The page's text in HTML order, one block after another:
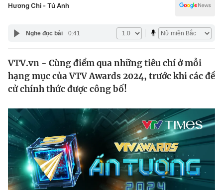
Pháp luật
Thế giới
Tin tức
Thế giới đó đây
Câu chuyện quốc tế
Kinh tế
Tài chính
Thị trường
Góc doanh nghiệp
Dữ liệu và đời sống
Truyền hình
Y tế
Công nghệ
Hương Chi - Tú Anh
Nghe đọc bài 0:41
VTV.vn - Cùng điểm qua những tiêu chí ở mỗi
hạng mục của VTV Awards 2024, trước khi các đề
cử chính thức được công bố!